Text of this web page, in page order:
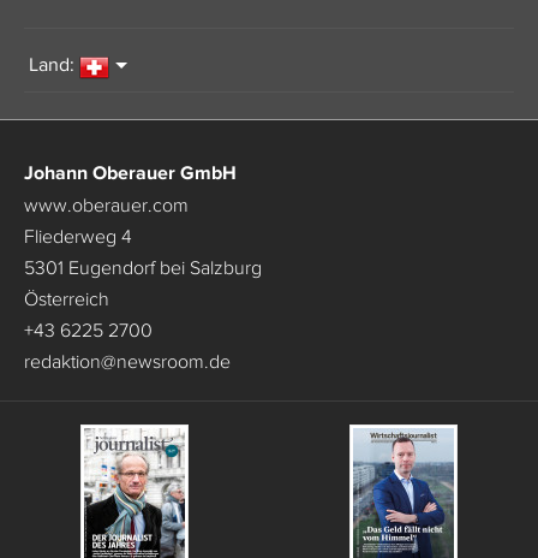
Land:
Johann Oberauer GmbH
www.oberauer.com
Fliederweg 4
5301 Eugendorf bei Salzburg
Österreich
+43 6225 2700
redaktion@newsroom.de